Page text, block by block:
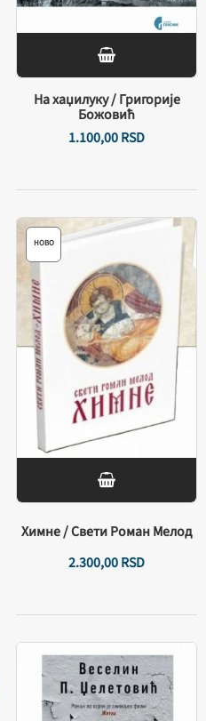
На хаџилуку / Григорије
Божовић
1.100,00RSD
НОВО
Химне / Свети Роман Мелод
2.300,00RSD